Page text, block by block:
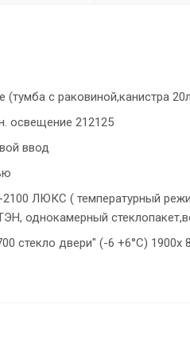
с раковиной,канистра
освещение 212125
ввод
ЛЮКС ( температурный
однокамерный
стекло двери" (-6 +6°C) 1900х